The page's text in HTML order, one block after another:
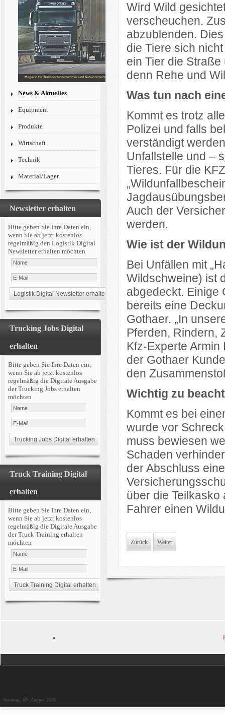
News & Aktuelles
Equipment
Produkte
Wirtschaft
Technik
Material/Lager
Newsletter erhalten
Bitte geben Sie Ihre Daten ein,
wenn Sie ab jetzt kostenlos
regelmäßig den Logistik Digital
Newsletter erhalten möchten
Trucking Jobs Digital
erhalten
Bitte geben Sie Ihre Daten ein,
wenn Sie ab jetzt kostenlos
regelmäßig die Digitale Ausgabe
der Trucking Jobs erhalten
möchten
Truck Training Digital
erhalten
Bitte geben Sie Ihre Daten ein,
wenn Sie ab jetzt kostenlos
regelmäßig die Digitale Ausgabe
der Truck Training erhalten
möchten
Wird Wild
verscheuchen.
abzublenden.
die Tiere sich
ein Tier die
denn Rehe und
Was tun nach
Kommt es trotz
Polizei und falls
verständigt
Unfallstelle und –
Tieres. Für die
Auch der
werden.
Wie ist der
Bei Unfällen mit
Wildschweine) ist
abgedeckt. Einige
bereits eine
Gothaer. „In
Pferden, Rindern,
Kfz-Experte
der Gothaer
den
Wichtig zu
Kommt es bei
wurde vor
muss bewiesen
Schaden
der Abschluss
über die
Fahrer einen
Zurück Weiter
Sonntag, 09. August 2026